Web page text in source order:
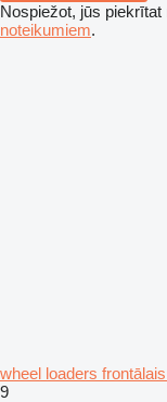
Nospiežot, jūs piekrītat
noteikumiem.
wheel loaders
9